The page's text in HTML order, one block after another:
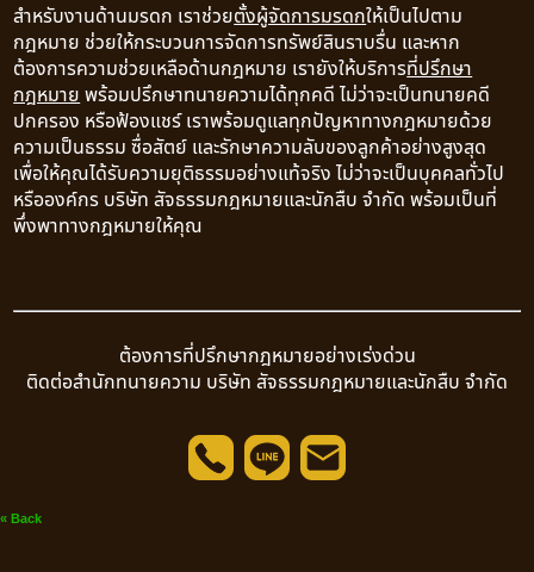
สำหรับงานด้านมรดก เราช่วยตั้งผู้จัดการมรดกให้เป็นไปตาม
กฎหมาย ช่วยให้กระบวนการจัดการทรัพย์สินราบรื่น และหาก
ต้องการความช่วยเหลือด้านกฎหมาย เรายังให้บริการที่ปรึกษา
กฎหมาย พร้อมปรึกษาทนายความได้ทุกคดี ไม่ว่าจะเป็นทนายคดี
ปกครอง หรือฟ้องแชร์ เราพร้อมดูแลทุกปัญหาทางกฎหมายด้วย
ความเป็นธรรม ซื่อสัตย์ และรักษาความลับของลูกค้าอย่างสูงสุด
เพื่อให้คุณได้รับความยุติธรรมอย่างแท้จริง ไม่ว่าจะเป็นบุคคลทั่วไป
หรือองค์กร บริษัท สัจธรรมกฎหมายและนักสืบ จำกัด พร้อมเป็นที่
พึ่งพาทางกฎหมายให้คุณ
ต้องการที่ปรึกษากฎหมายอย่างเร่งด่วน
ติดต่อสำนักทนายความ บริษัท สัจธรรมกฎหมายและนักสืบ จำกัด
« Back